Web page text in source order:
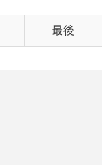
最後